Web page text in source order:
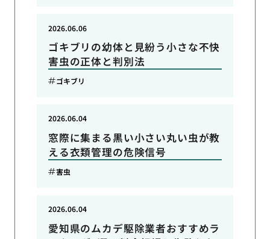
ゴキブリの幼体と見紛う小さな不快
害虫の正体と判別法
2026.06.06
ゴキブリ
窓際に集まる黒い小さい丸い虫が教
える衣類管理の危険信号
2026.06.04
害虫
愛知県のムカデ駆除業者おすすめラ
2026.06.04